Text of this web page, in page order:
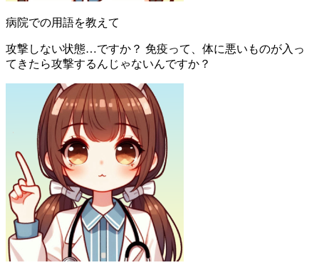
病院での用語を教えて
攻撃しない状態…ですか？ 免疫って、体に悪いものが入っ
てきたら攻撃するんじゃないんですか？